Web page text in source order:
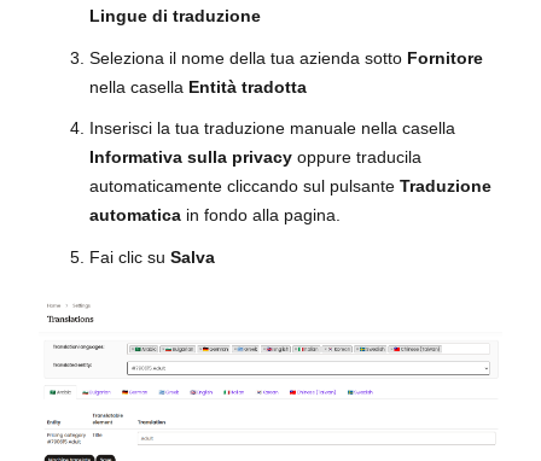
Lingue di traduzione
Seleziona il nome della tua azienda sotto Fornitore
nella casella Entità tradotta
Inserisci la tua traduzione manuale nella casella
Informativa sulla privacy oppure traducila
automaticamente cliccando sul pulsante Traduzione
automatica in fondo alla pagina.
Fai clic su Salva